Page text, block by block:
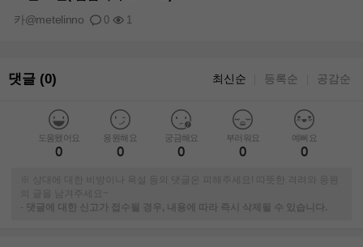
0 1
카@metelinno
댓글 (0) 최신순 등록순 공감순
도움됐어요
0
응원해요
0
궁금해요
0
부러워요
0
예뻐요
0
※ 상대에 대한 비방이나 욕설 등의 댓글은 피해주세요! 따뜻한 격려와 응원
의 글을 남겨주세요~
-
댓글에 대한 신고가 접수될 경우, 내용에 따라 즉시 삭제될 수 있습니다.